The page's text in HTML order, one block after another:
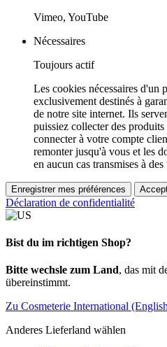
Vimeo, YouTube
Nécessaires
Toujours actif
Les cookies nécessaires d'un
exclusivement destinés à
de notre site internet. Ils
puissiez collecter des
connecter à votre compte
remonter jusqu'à vous et les
en aucun cas transmises à des
Enregistrer mes préférences
Déclaration de confidentialité
Bist du im richtigen Shop?
Bitte wechsle zum Land, das mit
übereinstimmt.
Zu Cosmeterie International
Anderes Lieferland wählen